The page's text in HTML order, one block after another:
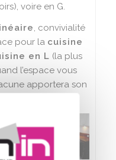
voire en G.
, convivialité
pour la cuisine
en L (la plus
l’espace vous
apportera son